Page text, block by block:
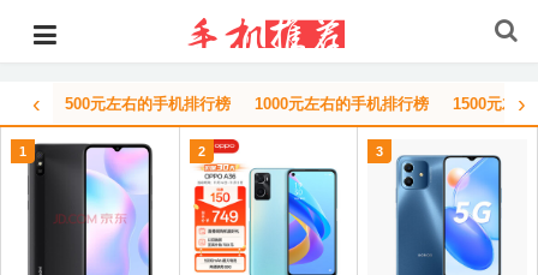
‹ 500元左右的手机排行榜 1000元左右的手机排行榜 1500元左›
1 2 3